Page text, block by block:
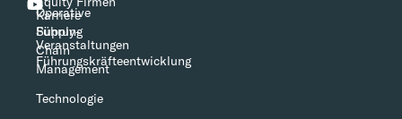
Operative
Führung
Führungskräfteentwicklung
Supply-
Chain
Management
Technologie
Karriere
Veranstaltungen